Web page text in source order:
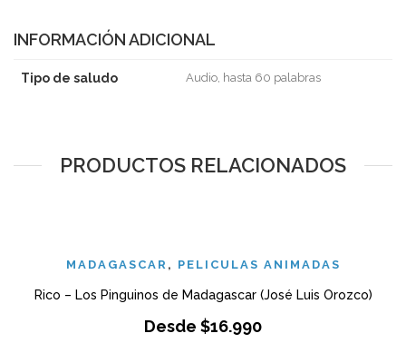
INFORMACIÓN ADICIONAL
Tipo de saludo Audio, hasta 60 palabras
PRODUCTOS RELACIONADOS
MADAGASCAR , PELICULAS ANIMADAS
Rico – Los Pinguinos de Madagascar (José Luis Orozco)
Desde $16.990